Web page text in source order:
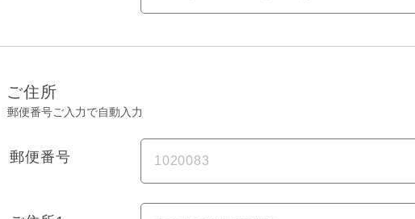
ご住所
郵便番号ご入力で自動入力
郵便番号